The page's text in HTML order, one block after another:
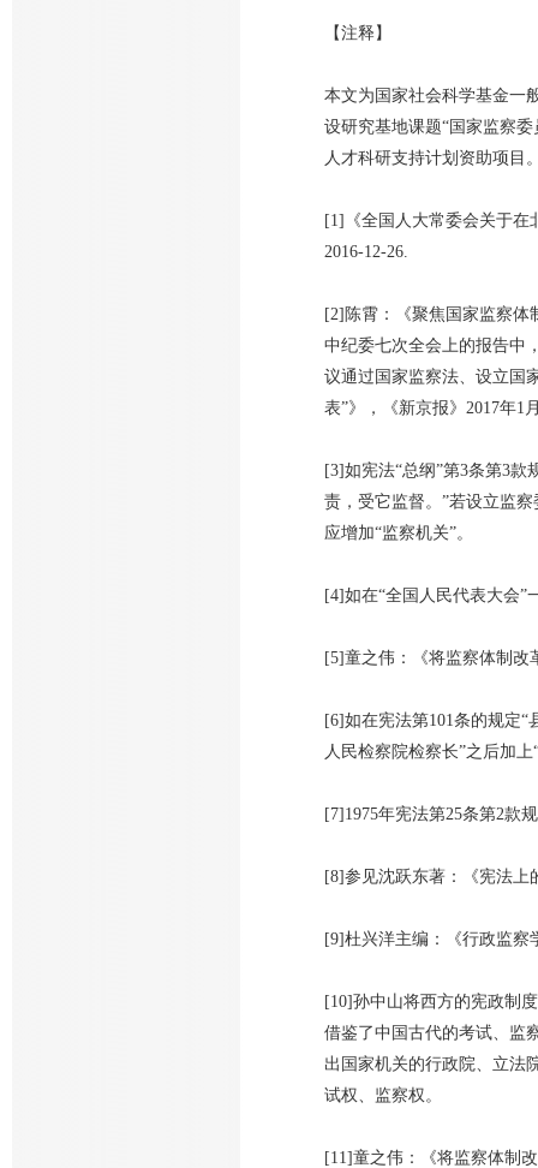
【注释】
本文为国家社会科学基金一
设研究基地课题“国家监察
人才科研支持计划资助项目
[1]《全国人大常委会关于在
2016-12-26.
[2]陈霄：《聚焦国家监察体
中纪委七次全会上的报告中
议通过国家监察法、设立国
表”》，《新京报》2017年1
[3]如宪法“总纲”第3条第3
责，受它监督。”若设立监
应增加“监察机关”。
[4]如在“全国人民代表大会
[5]童之伟：《将监察体制改
[6]如在宪法第101条的规定
人民检察院检察长”之后加
[7]1975年宪法第25条第2款
[8]参见沈跃东著：《宪法上
[9]杜兴洋主编：《行政监察
[10]孙中山将西方的宪政制
借鉴了中国古代的考试、监
出国家机关的行政院、立法
试权、监察权。
[11]童之伟：《将监察体制